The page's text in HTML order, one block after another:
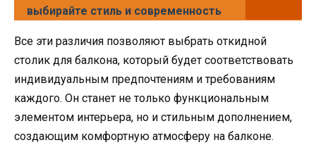
выбирайте стиль и современность
Все эти различия позволяют выбрать откидной
столик для балкона, который будет соответствовать
индивидуальным предпочтениям и требованиям
каждого. Он станет не только функциональным
элементом интерьера, но и стильным дополнением,
создающим комфортную атмосферу на балконе.